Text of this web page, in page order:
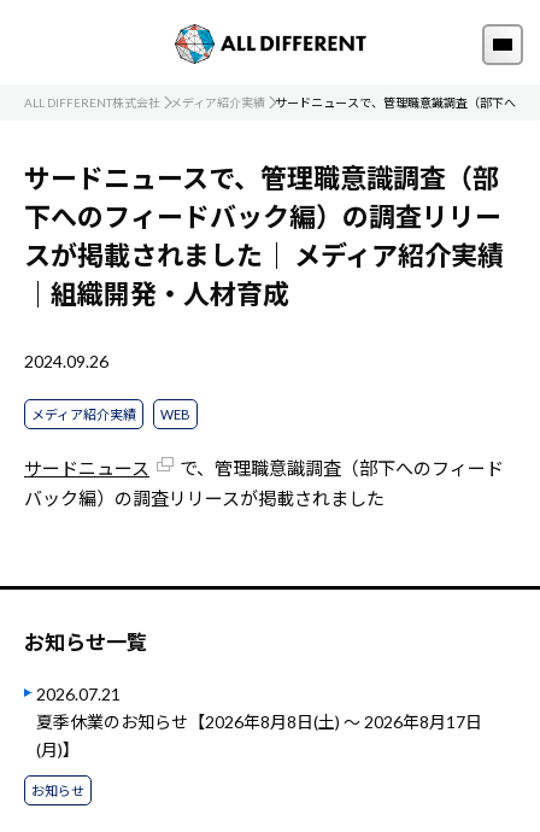
ALL DIFFERENT株式会社 メディア紹介実績 サードニュースで、管理職意識調査（部下への
サードニュースで、管理職意識調査（部
下へのフィードバック編）の調査リリー
スが掲載されました｜ メディア紹介実績
｜組織開発・人材育成
2024.09.26
メディア紹介実績 WEB
サードニュース
で、管理職意識調査（部下へのフィード
バック編）の調査リリースが掲載されました
お知らせ一覧
2026.07.21
夏季休業のお知らせ【2026年8月8日(土) ～ 2026年8月17日
(月)】
お知らせ